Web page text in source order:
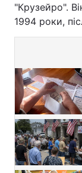
"Крузейро".
1994 роки,